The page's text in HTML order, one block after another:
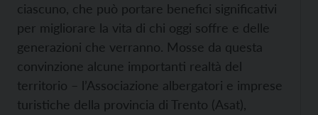
ciascuno, che può portare benefici significativi
per migliorare la vita di chi oggi soffre e delle
generazioni che verranno. Mosse da questa
convinzione alcune importanti realtà del
territorio – l’Associazione albergatori e imprese
turistiche della provincia di Trento (Asat),